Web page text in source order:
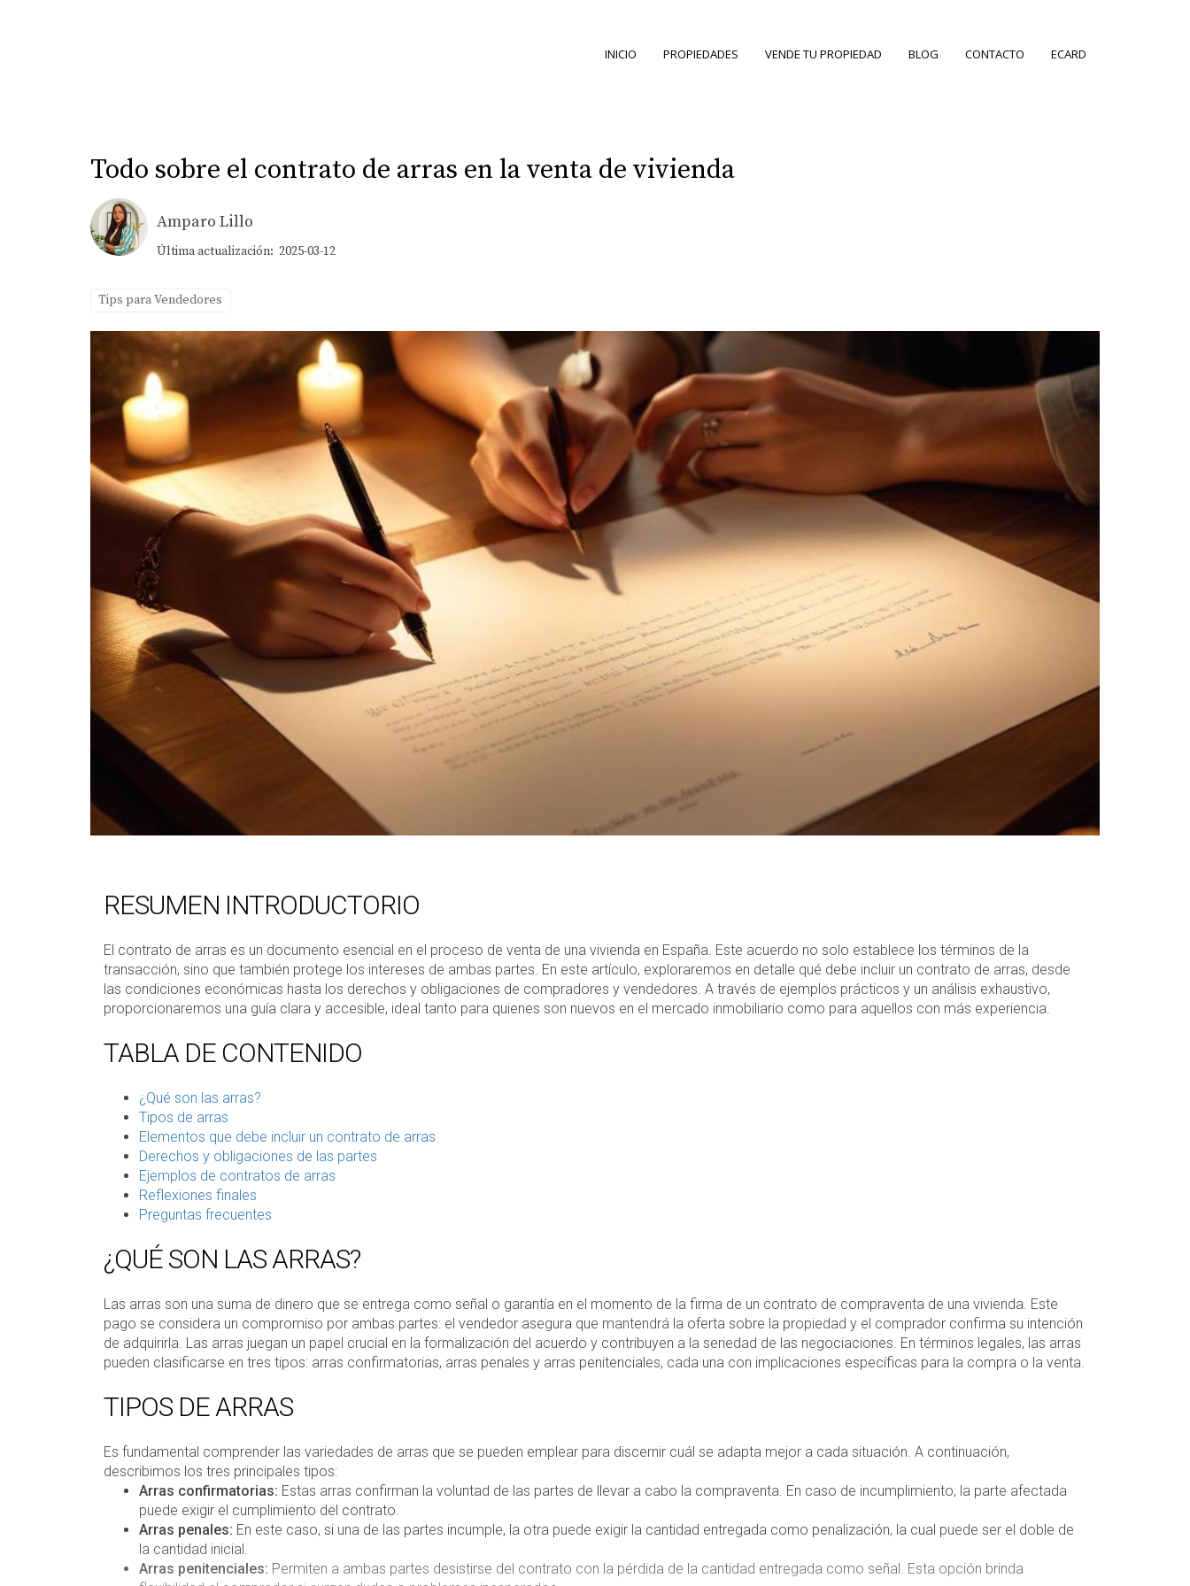
INICIO PROPIEDADES VENDE TU PROPIEDAD BLOG CONTACTO ECARD
Todo sobre el contrato de arras en la venta de vivienda
Amparo Lillo
Última actualización: 2025-03-12
Tips para Vendedores
RESUMEN INTRODUCTORIO
El contrato de arras es un documento esencial en el proceso de venta de una vivienda en España. Este acuerdo no solo establece los términos de la
transacción, sino que también protege los intereses de ambas partes. En este artículo, exploraremos en detalle qué debe incluir un contrato de arras, desde
las condiciones económicas hasta los derechos y obligaciones de compradores y vendedores. A través de ejemplos prácticos y un análisis exhaustivo,
proporcionaremos una guía clara y accesible, ideal tanto para quienes son nuevos en el mercado inmobiliario como para aquellos con más experiencia.
TABLA DE CONTENIDO
¿Qué son las arras?
Tipos de arras
Elementos que debe incluir un contrato de arras
Derechos y obligaciones de las partes
Ejemplos de contratos de arras
Reflexiones finales
Preguntas frecuentes
¿QUÉ SON LAS ARRAS?
Las arras son una suma de dinero que se entrega como señal o garantía en el momento de la firma de un contrato de compraventa de una vivienda. Este
pago se considera un compromiso por ambas partes: el vendedor asegura que mantendrá la oferta sobre la propiedad y el comprador confirma su intención
de adquirirla. Las arras juegan un papel crucial en la formalización del acuerdo y contribuyen a la seriedad de las negociaciones. En términos legales, las arras
pueden clasificarse en tres tipos: arras confirmatorias, arras penales y arras penitenciales, cada una con implicaciones específicas para la compra o la venta.
TIPOS DE ARRAS
Es fundamental comprender las variedades de arras que se pueden emplear para discernir cuál se adapta mejor a cada situación. A continuación,
describimos los tres principales tipos:
Arras confirmatorias: Estas arras confirman la voluntad de las partes de llevar a cabo la compraventa. En caso de incumplimiento, la parte afectada
puede exigir el cumplimiento del contrato.
Arras penales: En este caso, si una de las partes incumple, la otra puede exigir la cantidad entregada como penalización, la cual puede ser el doble de
la cantidad inicial.
Arras penitenciales: Permiten a ambas partes desistirse del contrato con la pérdida de la cantidad entregada como señal. Esta opción brinda